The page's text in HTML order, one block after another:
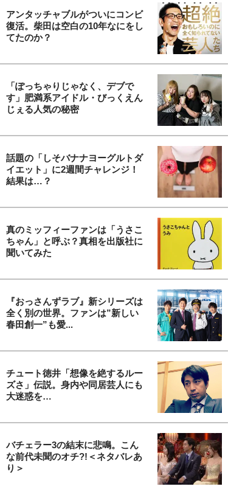
アンタッチャブルがついにコンビ
復活。柴田は空白の10年なにをし
てたのか？
「ぽっちゃりじゃなく、デブで
す」肥満系アイドル・びっくえん
じぇる人気の秘密
話題の「しそバナナヨーグルトダ
イエット」に2週間チャレンジ！
結果は…？
真のミッフィーファンは「うさこ
ちゃん」と呼ぶ？真相を出版社に
聞いてみた
『おっさんずラブ』新シリーズは
全く別の世界。ファンは”新しい
春田創一”も愛...
チュート徳井「想像を絶するルー
ズさ」伝説。身内や同居芸人にも
大迷惑を…
バチェラー3の結末に悲鳴。こん
な前代未聞のオチ?!＜ネタバレあ
り＞